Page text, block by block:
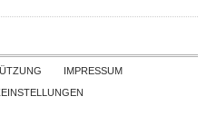
Skip to contentIMPRESSUM